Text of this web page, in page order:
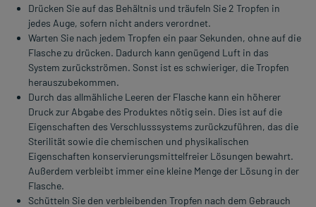
Drücken Sie auf das Behältnis und träufeln Sie 2 Tropfen in
jedes Auge, sofern nicht anders verordnet.
Warten Sie nach jedem Tropfen ein paar Sekunden, ohne auf die
Flasche zu drücken. Dadurch kann genügend Luft in das
System zurückströmen. Sonst ist es schwieriger, die Tropfen
herauszubekommen.
Durch das allmähliche Leeren der Flasche kann ein höherer
Druck zur Abgabe des Produktes nötig sein. Dies ist auf die
Eigenschaften des Verschlusssystems zurückzuführen, das die
Sterilität sowie die chemischen und physikalischen
Eigenschaften konservierungsmittelfreier Lösungen bewahrt.
Außerdem verbleibt immer eine kleine Menge der Lösung in der
Flasche.
Schütteln Sie den verbleibenden Tropfen nach dem Gebrauch